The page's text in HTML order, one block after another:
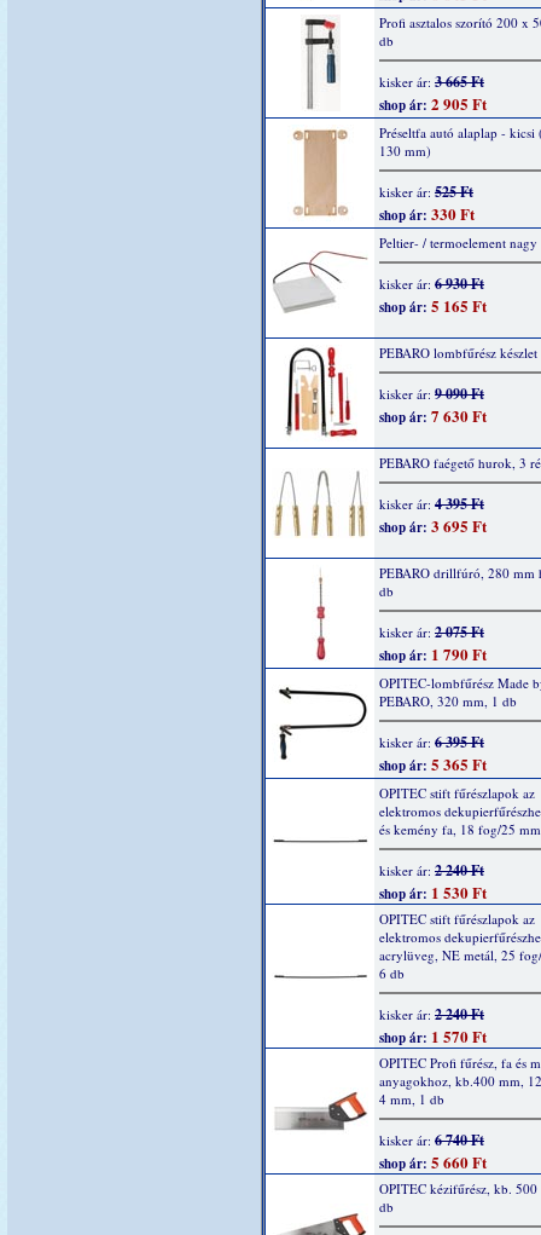
Profi asztalos szorító 200 x
db
kisker ár: 3 665 Ft
shop ár: 2 905 Ft
Préseltfa autó alaplap -
130 mm)
kisker ár: 525 Ft
shop ár: 330 Ft
Peltier- / termoelement nagy
kisker ár: 6 930 Ft
shop ár: 5 165 Ft
PEBARO lombfűrész készlet
kisker ár: 9 090 Ft
shop ár: 7 630 Ft
PEBARO faégető hurok, 3
kisker ár: 4 395 Ft
shop ár: 3 695 Ft
PEBARO drillfúró, 280 mm
db
kisker ár: 2 075 Ft
shop ár: 1 790 Ft
OPITEC-lombfűrész Made
PEBARO, 320 mm, 1 db
kisker ár: 6 395 Ft
shop ár: 5 365 Ft
OPITEC stift fűrészlapok az
elektromos
és kemény fa, 18 fog/25
kisker ár: 2 240 Ft
shop ár: 1 530 Ft
OPITEC stift fűrészlapok az
elektromos
acrylüveg, NE metál, 25
6 db
kisker ár: 2 240 Ft
shop ár: 1 570 Ft
OPITEC Profi fűrész, fa és
anyagokhoz, kb.400 mm,
4 mm, 1 db
kisker ár: 6 740 Ft
shop ár: 5 660 Ft
OPITEC kézifűrész, kb.
db